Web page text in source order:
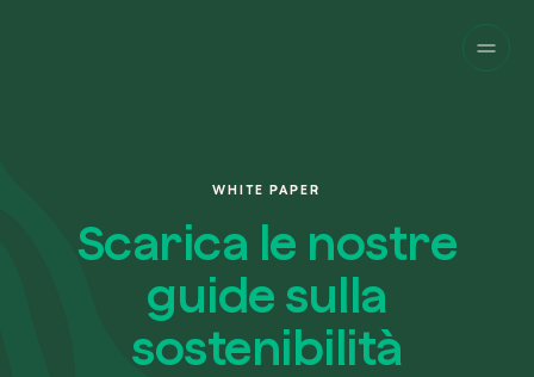
Carbon Project
Magazine
Piattaforma
WHITE PAPER
Scarica le nostre
guide sulla
sostenibilità
dashboard dedicata per gestire e
l’impatto che hai generato.
Accedi registrati alla web-app
Compila il modulo per ricevere una
consulenza personalizzata dal nostro
esperti.
Nome e Cognome*